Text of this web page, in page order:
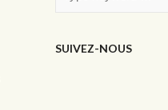
SUIVEZ-NOUS